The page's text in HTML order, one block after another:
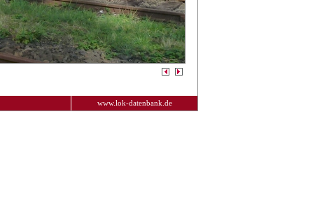
www.lok-datenbank.de